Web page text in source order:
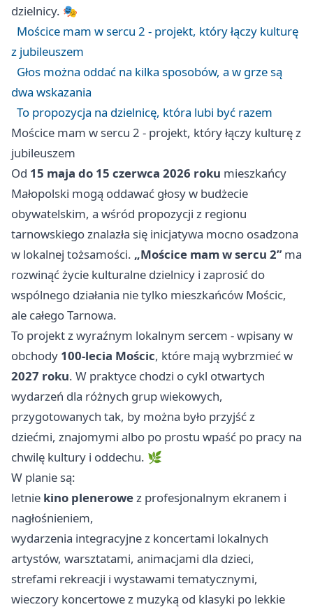
dzielnicy. 🎭
Mościce mam w sercu 2 - projekt, który łączy kulturę
z jubileuszem
Głos można oddać na kilka sposobów, a w grze są
dwa wskazania
To propozycja na dzielnicę, która lubi być razem
Mościce mam w sercu 2 - projekt, który łączy kulturę z
jubileuszem
Od 15 maja do 15 czerwca 2026 roku mieszkańcy
Małopolski mogą oddawać głosy w budżecie
obywatelskim, a wśród propozycji z regionu
tarnowskiego znalazła się inicjatywa mocno osadzona
w lokalnej tożsamości. „Mościce mam w sercu 2”ma
rozwinąć życie kulturalne dzielnicy i zaprosić do
wspólnego działania nie tylko mieszkańców Mościc,
ale całego Tarnowa.
To projekt z wyraźnym lokalnym sercem - wpisany w
obchody 100-lecia Mościc, które mają wybrzmieć w
2027 roku. W praktyce chodzi o cykl otwartych
wydarzeń dla różnych grup wiekowych,
przygotowanych tak, by można było przyjść z
dziećmi, znajomymi albo po prostu wpaść po pracy na
chwilę kultury i oddechu. 🌿
W planie są:
letnie kino plenerowez profesjonalnym ekranem i
nagłośnieniem,
wydarzenia integracyjne z koncertami lokalnych
artystów, warsztatami, animacjami dla dzieci,
strefami rekreacji i wystawami tematycznymi,
wieczory koncertowe z muzyką od klasyki po lekkie